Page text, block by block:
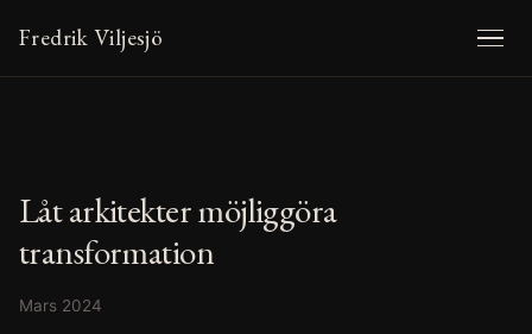
Fredrik Viljesjö
Låt arkitekter möjliggöra
transformation
Mars 2024